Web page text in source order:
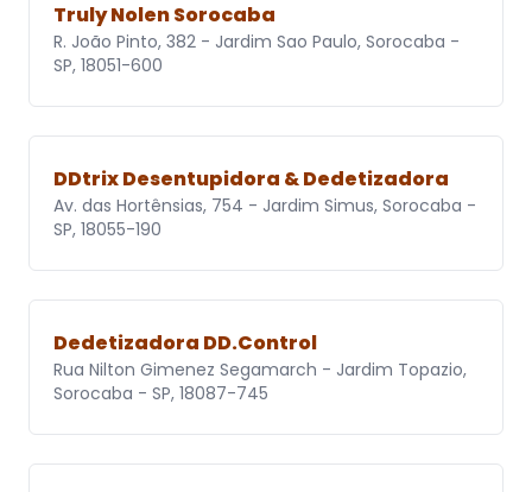
Truly Nolen Sorocaba
R. João Pinto, 382 - Jardim Sao Paulo, Sorocaba -
SP, 18051-600
DDtrix Desentupidora & Dedetizadora
Av. das Hortênsias, 754 - Jardim Simus, Sorocaba -
SP, 18055-190
Dedetizadora DD.Control
Rua Nilton Gimenez Segamarch - Jardim Topazio,
Sorocaba - SP, 18087-745